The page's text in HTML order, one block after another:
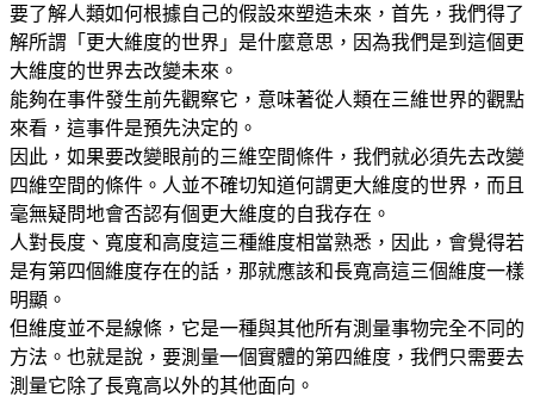
要了解人類如何根據自己的假設來塑造未來，首先，我們得了
解所謂「更大維度的世界」是什麼意思，因為我們是到這個更
大維度的世界去改變未來。
能夠在事件發生前先觀察它，意味著從人類在三維世界的觀點
來看，這事件是預先決定的。
因此，如果要改變眼前的三維空間條件，我們就必須先去改變
四維空間的條件。人並不確切知道何謂更大維度的世界，而且
毫無疑問地會否認有個更大維度的自我存在。
人對長度、寬度和高度這三種維度相當熟悉，因此，會覺得若
是有第四個維度存在的話，那就應該和長寬高這三個維度一樣
明顯。
但維度並不是線條，它是一種與其他所有測量事物完全不同的
方法。也就是說，要測量一個實體的第四維度，我們只需要去
測量它除了長寬高以外的其他面向。